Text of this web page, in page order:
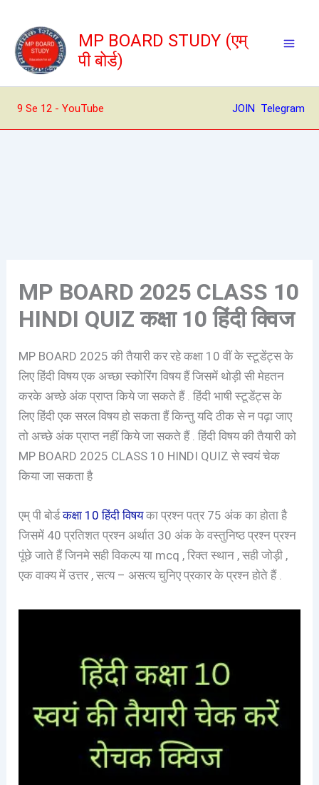
content
MP BOARD STUDY (एम्
पी बोर्ड)
9 Se 12 - YouTube JOIN Telegram
MP BOARD 2025 CLASS 10
HINDI QUIZ कक्षा 10 हिंदी क्विज
MP BOARD 2025 की तैयारी कर रहे कक्षा 10 वीं के स्टूडेंट्स के
लिए हिंदी विषय एक अच्छा स्कोरिंग विषय हैं जिसमें थोड़ी सी मेहतन
करके अच्छे अंक प्राप्त किये जा सकते हैं . हिंदी भाषी स्टूडेंट्स के
लिए हिंदी एक सरल विषय हो सकता हैं किन्तु यदि ठीक से न पढ़ा जाए
तो अच्छे अंक प्राप्त नहीं किये जा सकते हैं . हिंदी विषय की तैयारी को
MP BOARD 2025 CLASS 10 HINDI QUIZ से स्वयं चेक
किया जा सकता है
एम् पी बोर्डकक्षा 10 हिंदी विषयका प्रश्न पत्र 75 अंक का होता है
जिसमें 40 प्रतिशत प्रश्न अर्थात 30 अंक के वस्तुनिष्ठ प्रश्न प्रश्न
पूंछे जाते हैं जिनमे सही विकल्प या mcq , रिक्त स्थान , सही जोड़ी ,
एक वाक्य में उत्तर , सत्य – असत्य चुनिए प्रकार के प्रश्न होते हैं .